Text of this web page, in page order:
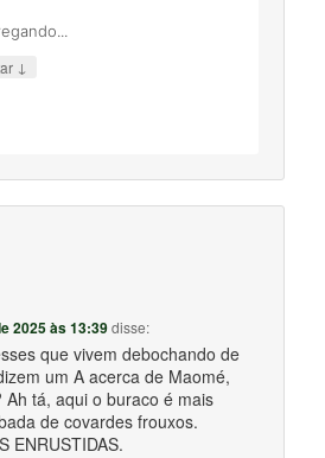
↓
2025 às 13:39disse:
que vivem debochando de
um A acerca de Maomé,
tá, aqui o buraco é mais
de covardes frouxos.
ENRUSTIDAS.